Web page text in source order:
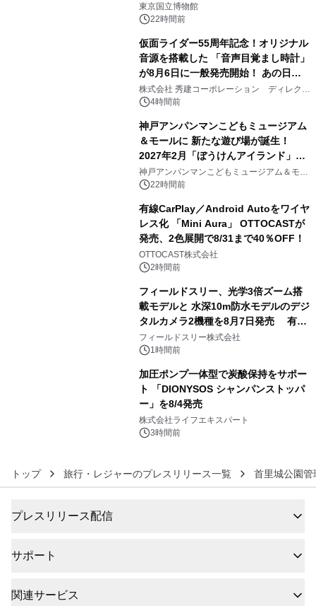
東京国立博物館
22時間前
仮面ライダー55周年記念！オリジナル
音源を搭載した 「音声目覚まし時計」
が8月6日に一般発売開始！ あの日の
大興奮が今甦る
株式会社 秀建コーポレーション ディレクト
アートギャラリー
4時間前
神戸アンパンマンこどもミュージアム
＆モールに 新たな遊び場が誕生！
2027年2月「ぼうけんアイランド」が
オープン
神戸アンパンマンこどもミュージアム＆モー
ル 22時間前
有線CarPlay／Android Autoをワイヤ
レス化 「Mini Aura」 OTTOCASTが
発売、2色展開で8/31まで40％OFF！
OTTOCAST株式会社
2時間前
フィールドスリー、光学3倍ズーム搭
載モデルと 水深10m防水モデルのデジ
タルカメラ2機種を8月7日発売 有効
約1300万画素、用途別に選べるコンデ
ジ新登場
フィールドスリー株式会社
1時間前
加圧ポンプ一体型で炭酸保持をサポー
ト 「DIONYSOS シャンパンストッパ
ー」を8/4発売
株式会社ライフエキスパート
3時間前
トップ 旅行・レジャーのプレスリリース一覧 首里城公園管
プレスリリース配信
サポート
関連サービス